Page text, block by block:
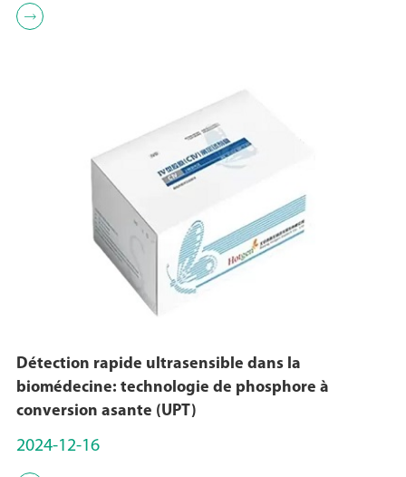

Détection rapide ultrasensible dans la
biomédecine: technologie de phosphore à
conversion asante (UPT)
2024-12-16